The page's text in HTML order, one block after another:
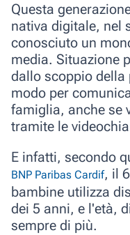
Questa
nativa digitale, nel
conosciuto un
media. Situazione
dallo scoppio
modo per
famiglia, anche se
tramite le
E infatti, secondo
BNP Paribas Cardif, il
bambine utilizza
dei 5 anni, e l'età,
sempre di più.